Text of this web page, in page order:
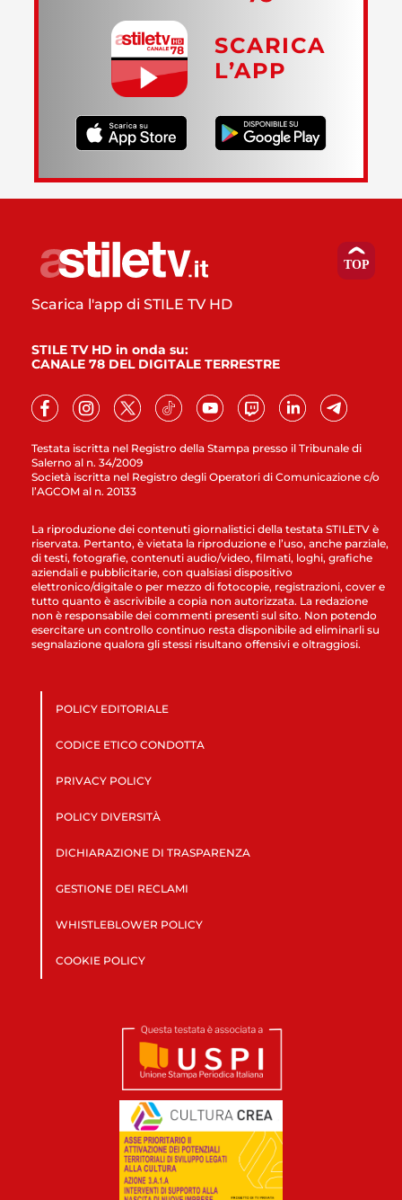
SCARICA
L’APP
Testata iscritta nel Registro della Stampa presso il Tribunale di
Salerno al n. 34/2009
Società iscritta nel Registro degli Operatori di Comunicazione c/o
l’AGCOM al n. 20133
Scarica l'app di STILE TV HD
STILE TV HD in onda su:
CANALE 78 DEL DIGITALE TERRESTRE
La riproduzione dei contenuti giornalistici della testata STILETV è
riservata. Pertanto, è vietata la riproduzione e l’uso, anche parziale,
di testi, fotografie, contenuti audio/video, filmati, loghi, grafiche
aziendali e pubblicitarie, con qualsiasi dispositivo
elettronico/digitale o per mezzo di fotocopie, registrazioni, cover e
tutto quanto è ascrivibile a copia non autorizzata. La redazione
non è responsabile dei commenti presenti sul sito. Non potendo
esercitare un controllo continuo resta disponibile ad eliminarli su
segnalazione qualora gli stessi risultano offensivi e oltraggiosi.
POLICY EDITORIALE
CODICE ETICO CONDOTTA
PRIVACY POLICY
POLICY DIVERSITÀ
DICHIARAZIONE DI TRASPARENZA
GESTIONE DEI RECLAMI
WHISTLEBLOWER POLICY
COOKIE POLICY